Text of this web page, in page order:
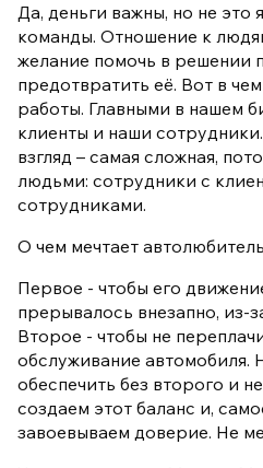
Да, деньги важны, но не это
команды. Отношение к
желание помочь в решении
предотвратить её. Вот в
работы. Главными в нашем
клиенты и наши
взгляд – самая сложная,
людьми: сотрудники с
сотрудниками.
О чем мечтает
Первое - чтобы его
прерывалось внезапно, из-
Второе - чтобы не
обслуживание автомобиля.
обеспечить без второго и
создаем этот баланс и,
завоевываем доверие. Не